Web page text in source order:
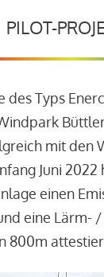
PILOT-
des Typs
mit den
Juni
einen
eine Lärm-
800m